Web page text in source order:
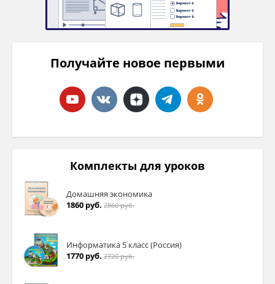
Получайте новое первыми
Комплекты для уроков
Домашняя экономика
1860 руб. 2860 руб.
Информатика 5 класс (Россия)
1770 руб. 2720 руб.